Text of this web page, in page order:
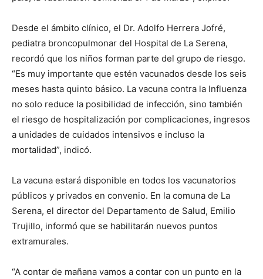
Desde el ámbito clínico, el Dr. Adolfo Herrera Jofré,
pediatra broncopulmonar del Hospital de La Serena,
recordó que los niños forman parte del grupo de riesgo.
“Es muy importante que estén vacunados desde los seis
meses hasta quinto básico. La vacuna contra la Influenza
no solo reduce la posibilidad de infección, sino también
el riesgo de hospitalización por complicaciones, ingresos
a unidades de cuidados intensivos e incluso la
mortalidad”, indicó.
La vacuna estará disponible en todos los vacunatorios
públicos y privados en convenio. En la comuna de La
Serena, el director del Departamento de Salud, Emilio
Trujillo, informó que se habilitarán nuevos puntos
extramurales.
“A contar de mañana vamos a contar con un punto en la